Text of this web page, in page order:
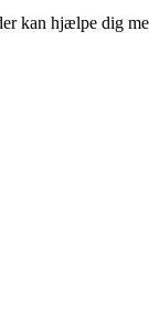
kan hjælpe dig